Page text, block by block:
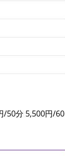
/50分 5,500円/60